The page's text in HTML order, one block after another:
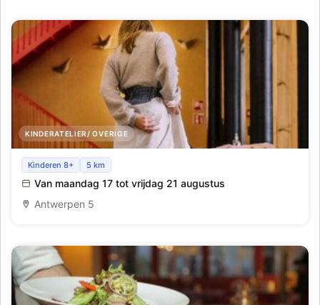
KINDERATELIER/ OVERIGE
Fashion Restyling Lab_Antwerpen_Week8
Kinderen 8+ 5 km
Van maandag 17 tot vrijdag 21 augustus
Antwerpen 5